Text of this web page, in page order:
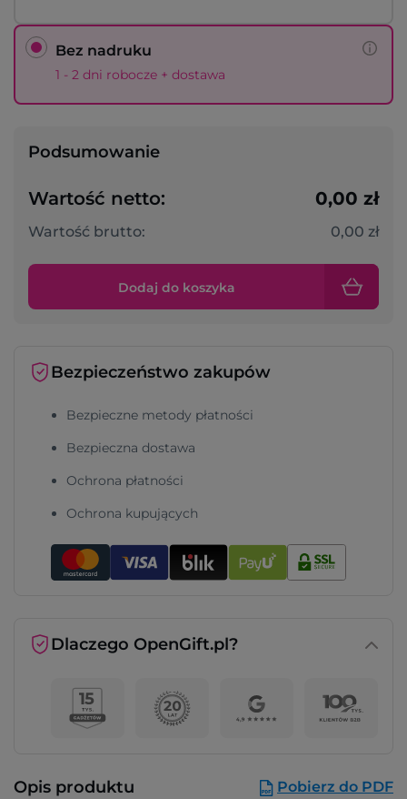
Bez nadruku
1 - 2 dni robocze + dostawa
Podsumowanie
Wartość netto: 0,00 zł
Wartość brutto: 0,00 zł
Dodaj do koszyka
Bezpieczeństwo zakupów
Bezpieczne metody płatności
Bezpieczna dostawa
Ochrona płatności
Ochrona kupujących
Dlaczego OpenGift.pl?
Opis produktu Pobierz do PDF